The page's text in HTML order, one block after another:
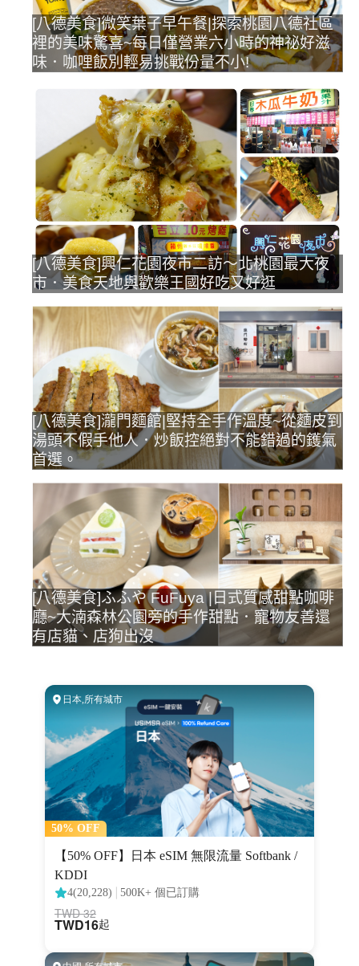
[八德美食]微笑葉子早午餐|探索桃園八德社區
裡的美味驚喜~每日僅營業六小時的神祕好滋
味．咖哩飯別輕易挑戰份量不小!
[八德美食]興仁花園夜市二訪～北桃園最大夜
市．美食天地與歡樂王國好吃又好逛
[八德美食]瀧門麵館|堅持全手作溫度~從麵皮到
湯頭不假手他人．炒飯控絕對不能錯過的鑊氣
首選。
[八德美食]ふふや FuFuya |日式質感甜點咖啡
廳~大湳森林公園旁的手作甜點．寵物友善還
有店貓、店狗出沒